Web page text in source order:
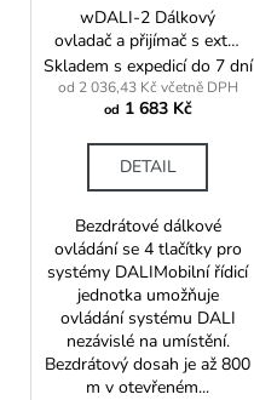
wDALI-2 Dálkový
ovladač a přijímač s extra
dlouhým dosahem
Skladem s expedicí do 7 dní
od 2 036,43 Kč včetně DPH
od 1 683 Kč
DETAIL
Bezdrátové dálkové
ovládání se 4 tlačítky pro
systémy DALIMobilní řídicí
jednotka umožňuje
ovládání systému DALI
nezávislé na umístění.
Bezdrátový dosah je až 800
m v otevřeném...